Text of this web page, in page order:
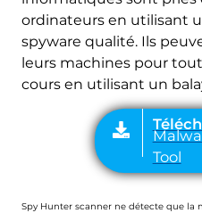
ordinateurs en utilisant
spyware qualité. Ils
leurs machines pour
cours en utilisant un
Spy Hunter scanner ne détecte que la